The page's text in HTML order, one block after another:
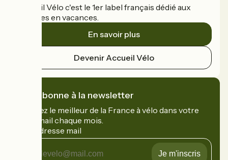
Accueil Vélo c'est le 1er label français dédié aux
cyclistes en vacances.
En savoir plus
Devenir Accueil Vélo
Je m'abonne à la newsletter
Recevez le meilleur de la France à vélo dans votre
boîte mail chaque mois.
Mon adresse mail